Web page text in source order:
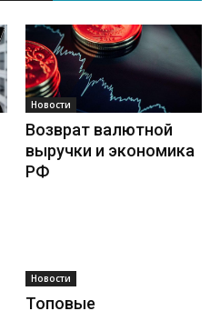
Новости
Возврат валютной
выручки и экономика
РФ
Новости
Топовые